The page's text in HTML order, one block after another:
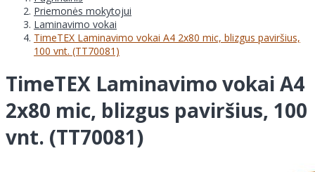
Priemonės mokytojui
Laminavimo vokai
TimeTEX Laminavimo vokai A4 2x80 mic, blizgus paviršius,
100 vnt. (TT70081)
TimeTEX Laminavimo vokai A4
2x80 mic, blizgus paviršius, 100
vnt. (TT70081)